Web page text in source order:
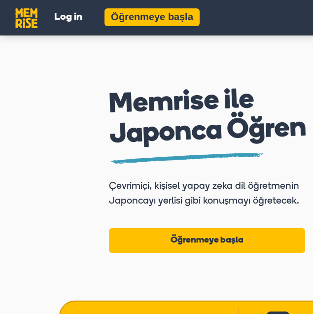
Log in Öğrenmeye başla
Memrise ile
Japonca Öğren
Çevrimiçi, kişisel yapay zeka dil öğretmenin
Japoncayı yerlisi gibi konuşmayı öğretecek.
Öğrenmeye başla